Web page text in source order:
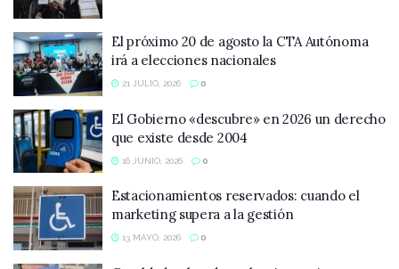
El próximo 20 de agosto la CTA Autónoma
irá a elecciones nacionales
21 JULIO, 2026 0
El Gobierno «descubre» en 2026 un derecho
que existe desde 2004
16 JUNIO, 2026 0
Estacionamientos reservados: cuando el
marketing supera a la gestión
13 MAYO, 2026 0